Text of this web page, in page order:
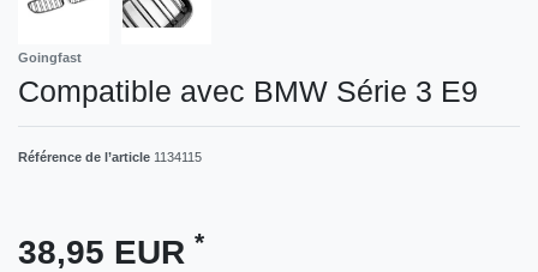
Goingfast
Compatible avec BMW Série 3 E9
Référence de l’article 1134115
38,95 EUR *